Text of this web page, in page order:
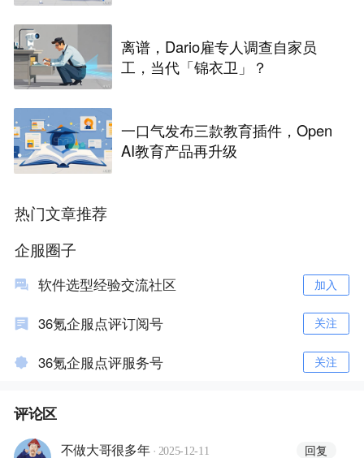
离谱，Dario雇专人调查自家员
工，当代「锦衣卫」？
一口气发布三款教育插件，Open
AI教育产品再升级
热门文章推荐
企服圈子
软件选型经验交流社区 加入
36氪企服点评订阅号 关注
36氪企服点评服务号 关注
评论区
不做大哥很多年 · 2025-12-11 回复